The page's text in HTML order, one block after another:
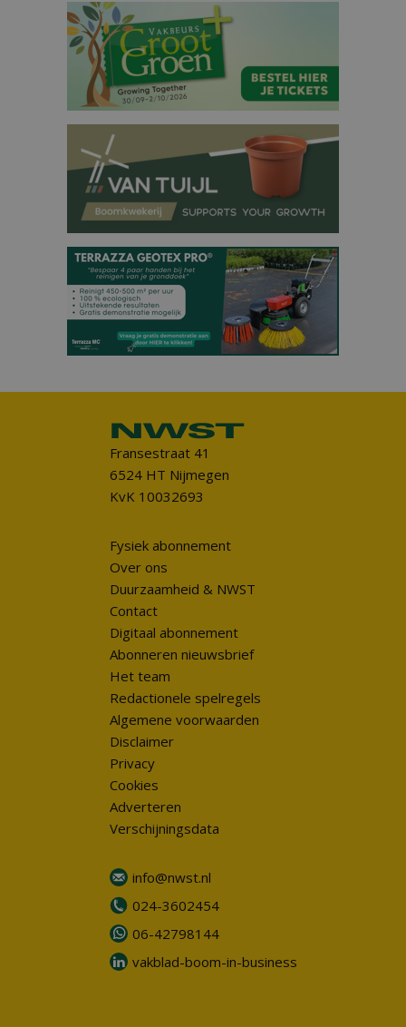
Fransestraat 41
6524 HT Nijmegen
KvK 10032693
Fysiek abonnement
Over ons
Duurzaamheid & NWST
Contact
Digitaal abonnement
Abonneren nieuwsbrief
Het team
Redactionele spelregels
Algemene voorwaarden
Disclaimer
Privacy
Cookies
Adverteren
Verschijningsdata
info@nwst.nl
024-3602454
06-42798144
vakblad-boom-in-business